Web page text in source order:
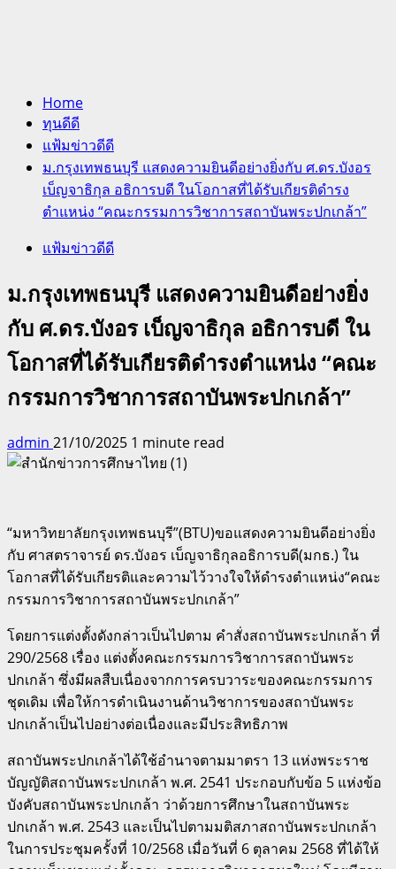
Home
ทุนดีดี
แฟ้มข่าวดีดี
ม.กรุงเทพธนบุรี แสดงความยินดีอย่างยิ่งกับ ศ.ดร.บังอร
เบ็ญจาธิกุล อธิการบดี ในโอกาสที่ได้รับเกียรติดำรง
ตำแหน่ง “คณะกรรมการวิชาการสถาบันพระปกเกล้า”
แฟ้มข่าวดีดี
ม.กรุงเทพธนบุรี แสดงความยินดีอย่างยิ่ง
กับ ศ.ดร.บังอร เบ็ญจาธิกุล อธิการบดี ใน
โอกาสที่ได้รับเกียรติดำรงตำแหน่ง “คณะ
กรรมการวิชาการสถาบันพระปกเกล้า”
admin 21/10/2025 1 minute read
“มหาวิทยาลัยกรุงเทพธนบุรี”(BTU)ขอแสดงความยินดีอย่างยิ่ง
กับ ศาสตราจารย์ ดร.บังอร เบ็ญจาธิกุลอธิการบดี(มกธ.) ใน
โอกาสที่ได้รับเกียรติและความไว้วางใจให้ดำรงตำแหน่ง“คณะ
กรรมการวิชาการสถาบันพระปกเกล้า”
โดยการแต่งตั้งดังกล่าวเป็นไปตาม คำสั่งสถาบันพระปกเกล้า ที่
290/2568 เรื่อง แต่งตั้งคณะกรรมการวิชาการสถาบันพระ
ปกเกล้า ซึ่งมีผลสืบเนื่องจากการครบวาระของคณะกรรมการ
ชุดเดิม เพื่อให้การดำเนินงานด้านวิชาการของสถาบันพระ
ปกเกล้าเป็นไปอย่างต่อเนื่องและมีประสิทธิภาพ
สถาบันพระปกเกล้าได้ใช้อำนาจตามมาตรา 13 แห่งพระราช
บัญญัติสถาบันพระปกเกล้า พ.ศ. 2541 ประกอบกับข้อ 5 แห่งข้อ
บังคับสถาบันพระปกเกล้า ว่าด้วยการศึกษาในสถาบันพระ
ปกเกล้า พ.ศ. 2543 และเป็นไปตามมติสภาสถาบันพระปกเกล้า
ในการประชุมครั้งที่ 10/2568 เมื่อวันที่ 6 ตุลาคม 2568 ที่ได้ให้